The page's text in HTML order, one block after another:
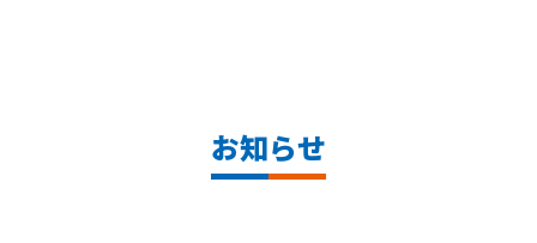
お知らせ